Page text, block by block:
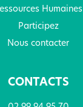
Humaines
Participez
Nous contacter
CONTACTS